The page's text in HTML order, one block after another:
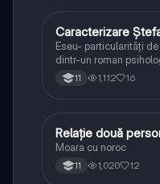
Limba și literatura
Caracterizare
Eseu- particularități
dintr-un roman
11 1,112 16
Limba și literatura
Relație două
Moara cu noroc
11 1,020 12